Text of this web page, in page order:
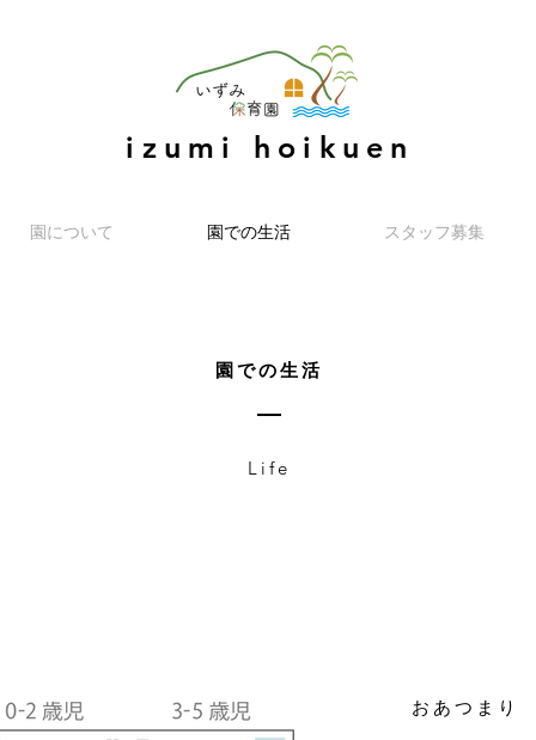
izumi hoikuen
園について 園での生活 スタッフ募集
園での生活
Life
おあつまり